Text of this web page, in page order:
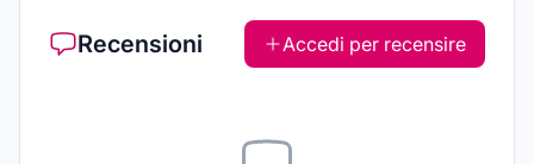
Recensioni Accedi per recensire